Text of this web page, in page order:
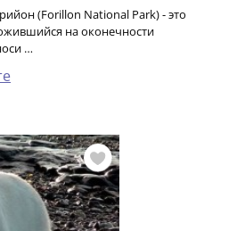
(Forillon National Park) - это
на оконечности
…